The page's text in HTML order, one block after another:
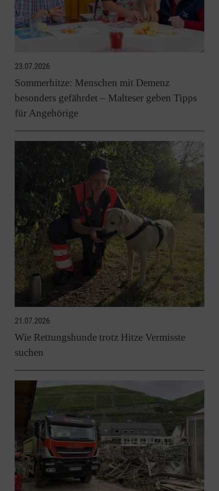
23.07.2026
Sommerhitze: Menschen mit Demenz
besonders gefährdet – Malteser geben Tipps
für Angehörige
21.07.2026
Wie Rettungshunde trotz Hitze Vermisste
suchen